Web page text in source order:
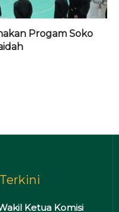
Progam Soko
Ketua Komisi